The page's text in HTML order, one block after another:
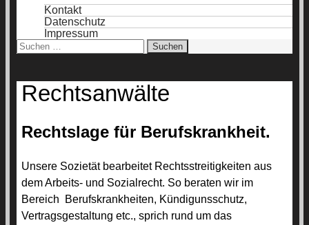
Kontakt
Datenschutz
Impressum
Suchen
nach:
Rechtsanwälte
Rechtslage für Berufskrankheit.
Unsere Sozietät bearbeitet Rechtsstreitigkeiten aus
dem Arbeits- und Sozialrecht. So beraten wir im
Bereich Berufskrankheiten, Kündigunsschutz,
Vertragsgestaltung etc., sprich rund um das